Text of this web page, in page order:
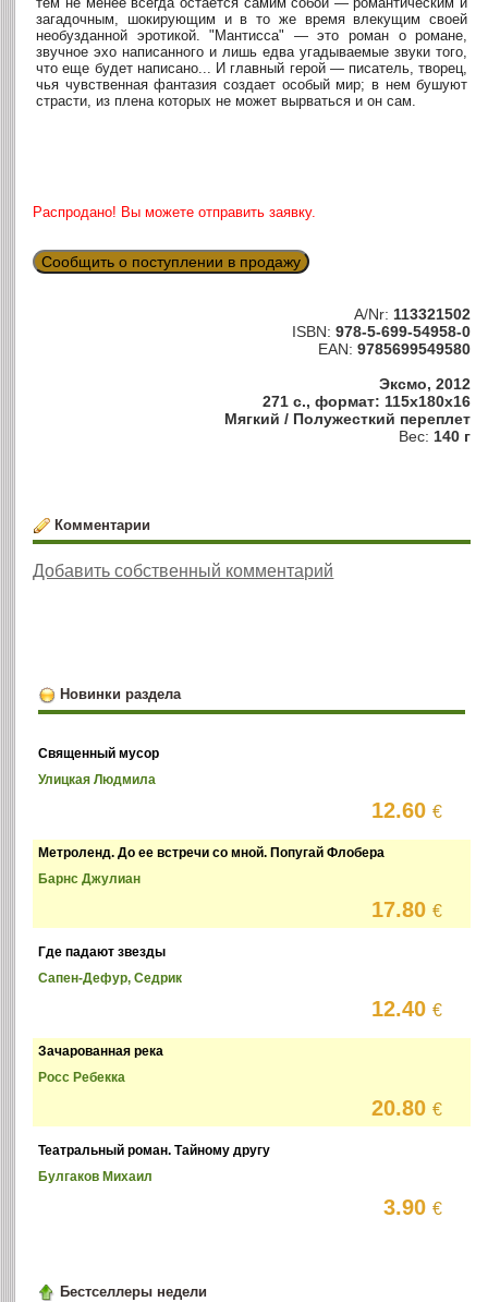
загадочным, шокирующим и в то же время влекущим своей
необузданной эротикой. "Мантисса" — это роман о романе,
звучное эхо написанного и лишь едва угадываемые звуки того,
что еще будет написано... И главный герой — писатель, творец,
чья чувственная фантазия создает особый мир; в нем бушуют
страсти, из плена которых не может вырваться и он сам.
Распродано! Вы можете отправить заявку.
Сообщить о поступлении в продажу
A/Nr: 113321502
ISBN: 978-5-699-54958-0
EAN: 9785699549580
Эксмо, 2012
271 с., формат: 115x180x16
Мягкий / Полужесткий переплет
Вес: 140 г
Комментарии
Добавить собственный комментарий
Новинки раздела
Священный мусор
Улицкая Людмила
12.60€
Метроленд. До ее встречи со мной. Попугай Флобера
Барнс Джулиан
17.80€
Где падают звезды
Сапен-Дефур, Седрик
12.40€
Зачарованная река
Росс Ребекка
20.80€
Театральный роман. Тайному другу
Булгаков Михаил
3.90€
Бестселлеры недели